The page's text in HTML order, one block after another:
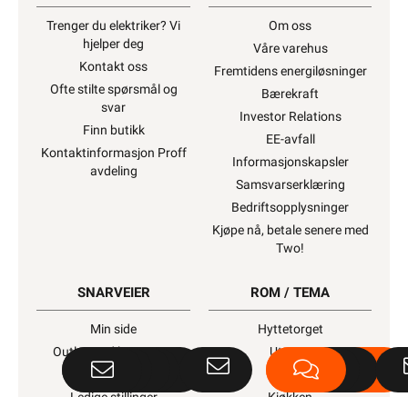
Trenger du elektriker? Vi
hjelper deg
Kontakt oss
Ofte stilte spørsmål og
svar
Finn butikk
Kontaktinformasjon Proff
avdeling
Om oss
Våre varehus
Fremtidens energiløsninger
Bærekraft
Investor Relations
EE-avfall
Informasjonskapsler
Samsvarserklæring
Bedriftsopplysninger
Kjøpe nå, betale senere med
Two!
SNARVEIER
Min side
Outlet med kuppvarer
Artikler og guider
ROM / TEMA
Hyttetorget
Uterom
Bad